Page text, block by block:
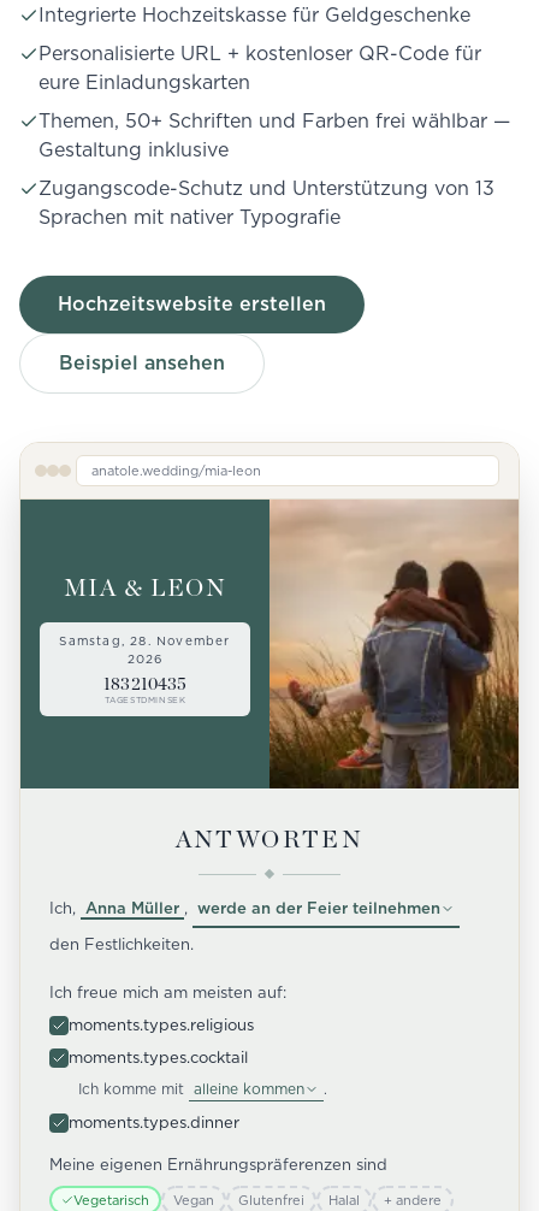
Integrierte Hochzeitskasse für Geldgeschenke
Personalisierte URL + kostenloser QR-Code für
eure Einladungskarten
Themen, 50+ Schriften und Farben frei wählbar —
Gestaltung inklusive
Zugangscode-Schutz und Unterstützung von 13
Sprachen mit nativer Typografie
Hochzeitswebsite erstellen
Beispiel ansehen
anatole.wedding/mia-leon
MIA & LEON
Samstag, 28. November
2026
183
TAGE
21
STD
04
MIN
35
SEK
ANTWORTEN
Ich, Anna Müller , werde an der Feier teilnehmen
den Festlichkeiten.
Ich freue mich am meisten auf:
moments.types.religious
moments.types.cocktail
Ich komme mit alleine kommen
.
moments.types.dinner
Meine eigenen Ernährungspräferenzen sind
Vegetarisch Vegan Glutenfrei Halal + andere